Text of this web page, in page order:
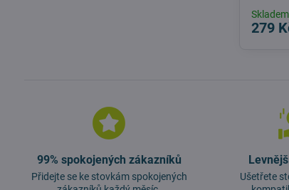
Skladem
279
99% spokojených zákazníků
Přidejte se ke stovkám spokojených
Ušetřete